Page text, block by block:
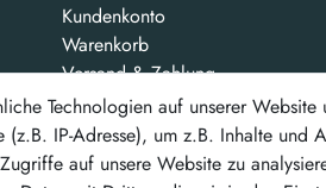
Kundenkonto
Warenkorb
Versand & Zahlung
Kontakt
Bezahlarten
Technologien auf unserer
(z.B. IP-Adresse), um z.B. Inhalte
auf unsere Website zu